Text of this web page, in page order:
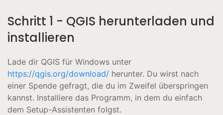
Schritt 1 - QGIS herunterladen und
installieren
Lade dir QGIS für Windows unter
https://qgis.org/download/ herunter. Du wirst nach
einer Spende gefragt, die du im Zweifel überspringen
kannst. Installiere das Programm, in dem du einfach
dem Setup-Assistenten folgst.